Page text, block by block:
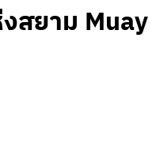
สยาม Muay